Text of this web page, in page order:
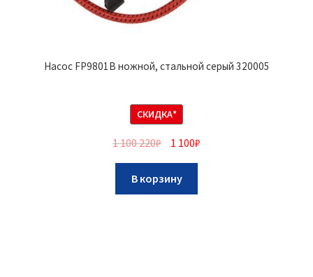
Насос FP9801B ножной, стальной серый 320005
СКИДКА*
1 100 220₽ 1 100₽
В корзину